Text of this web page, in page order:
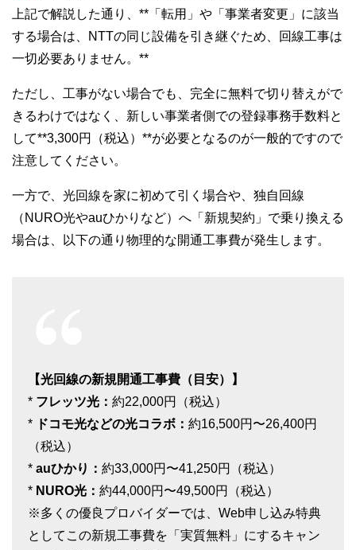
上記で解説した通り、**「転用」や「事業者変更」に該当
する場合は、NTTの同じ設備を引き継ぐため、回線工事は
一切必要ありません。**
ただし、工事がない場合でも、完全に無料で切り替えがで
きるわけではなく、新しい事業者側での登録事務手数料と
して**3,300円（税込）**が必要となるのが一般的ですので
注意してください。
一方で、光回線を家に初めて引く場合や、独自回線
（NURO光やauひかりなど）へ「新規契約」で乗り換える
場合は、以下の通り物理的な開通工事費が発生します。
【光回線の新規開通工事費（目安）】
* フレッツ光： 約22,000円（税込）
*
ドコモ光などの光コラボ： 約16,500円〜26,400円
（税込）
* auひかり： 約33,000円〜41,250円（税込）
* NURO光： 約44,000円〜49,500円（税込）
※多くの優良プロバイダーでは、Web申し込み特典
としてこの新規工事費を「実質無料」にするキャン